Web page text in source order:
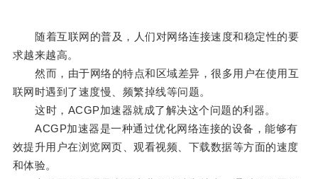
随着互联网的普及，人们对网络连接速度和稳定性的要
求越来越高。
然而，由于网络的特点和区域差异，很多用户在使用互
联网时遇到了速度慢、频繁掉线等问题。
这时，ACGP加速器就成了解决这个问题的利器。
ACGP加速器是一种通过优化网络连接的设备，能够有
效提升用户在浏览网页、观看视频、下载数据等方面的速度
和体验。